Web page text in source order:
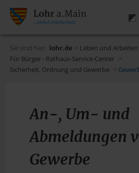
Sie sind hier: lohr.de > Leben und Arbeiten
Für Bürger - Rathaus-Service-Center >
Sicherheit, Ordnung und Gewerbe >
An-, Um- und
Abmeldungen
Gewerbe